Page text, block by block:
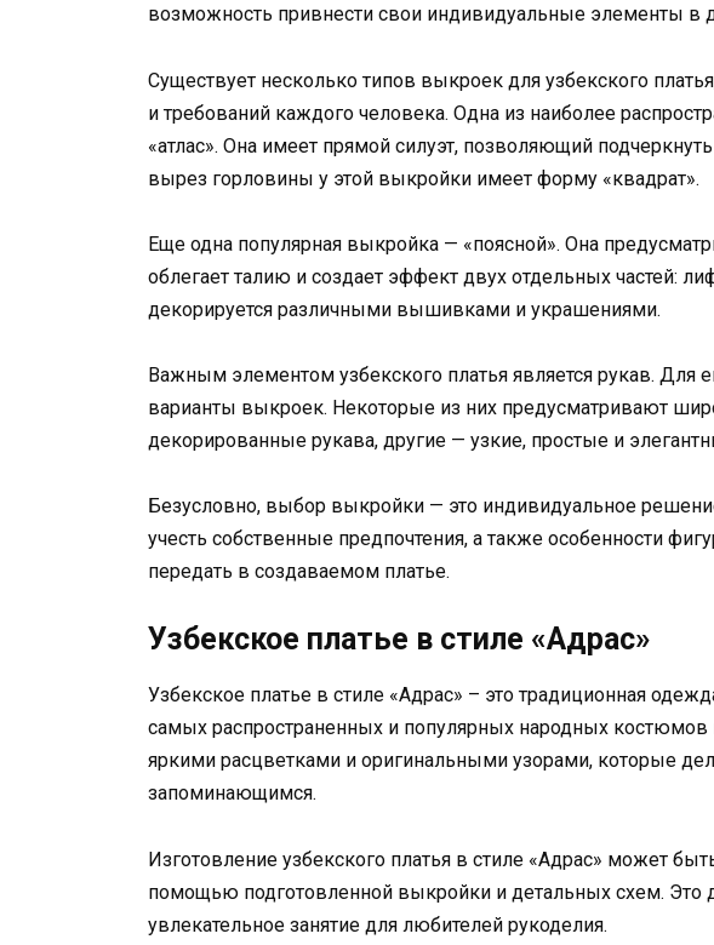
возможность привнести свои индивидуальные элементы в
Существует несколько типов выкроек для узбекского
и требований каждого человека. Одна из наиболее
«атлас». Она имеет прямой силуэт, позволяющий
вырез горловины у этой выкройки имеет форму «квадрат».
Еще одна популярная выкройка — «поясной». Она
облегает талию и создает эффект двух отдельных частей:
декорируется различными вышивками и украшениями.
Важным элементом узбекского платья является рукав. Для
варианты выкроек. Некоторые из них предусматривают
декорированные рукава, другие — узкие, простые и
Безусловно, выбор выкройки — это индивидуальное
учесть собственные предпочтения, а также особенности
передать в создаваемом платье.
Узбекское платье в стиле «Адрас»
Узбекское платье в стиле «Адрас» – это традиционная
самых распространенных и популярных народных костюмов
яркими расцветками и оригинальными узорами, которые
запоминающимся.
Изготовление узбекского платья в стиле «Адрас» может
помощью подготовленной выкройки и детальных схем. Это
увлекательное занятие для любителей рукоделия.